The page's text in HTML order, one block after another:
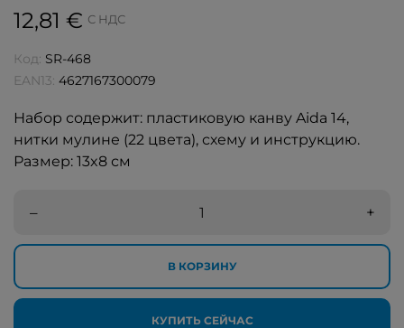
12,81 € С НДС
Код: SR-468
EAN13: 4627167300079
Набор содержит: пластиковую канву Aida 14,
нитки мулине (22 цвета), схему и инструкцию.
Размер: 13x8 см
– +
В КОРЗИНУ
КУПИТЬ СЕЙЧАС